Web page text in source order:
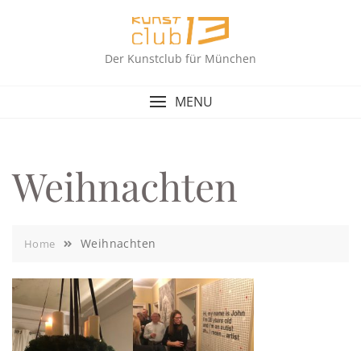
Der Kunstclub für München
MENU
Weihnachten
Home Weihnachten